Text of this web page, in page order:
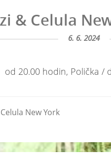
& Celula
6. 6. 2024
od 20.00 hodin, Polička /
New York